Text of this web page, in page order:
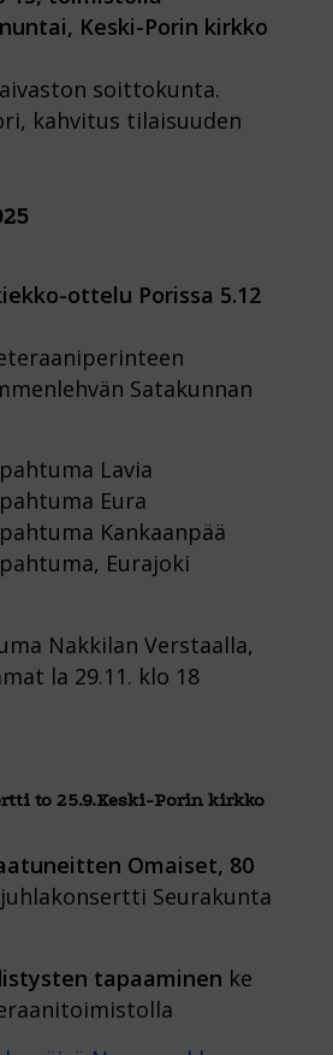
Keski-Porin kirkko
soittokunta.
kahvitus tilaisuuden
ottelu Porissa 5.12
Satakunnan
Lavia
Eura
Kankaanpää
Eurajoki
Nakkilan Verstaalla,
la 29.11. klo 18
to 25.9.Keski-Porin kirkko
Omaiset, 80
juhlakonsertti Seurakunta
tapaaminen ke